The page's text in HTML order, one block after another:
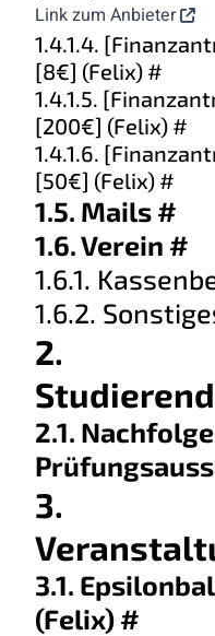
Link zum Anbieter
1.4.1.4.
[8€] (Felix) #
1.4.1.5.
[200€] (Felix) #
1.4.1.6.
[50€] (Felix) #
1.5. Mails #
1.6. Verein #
1.6.1.
1.6.2.
2.
2.1. Nachfolge
3.
3.1.
(Felix) #